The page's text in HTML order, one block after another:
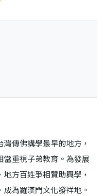
傳佛講學最早的地方，
重視子弟教育。為發展
方百姓爭相贊助興學，
為羅漢門文化發祥地。